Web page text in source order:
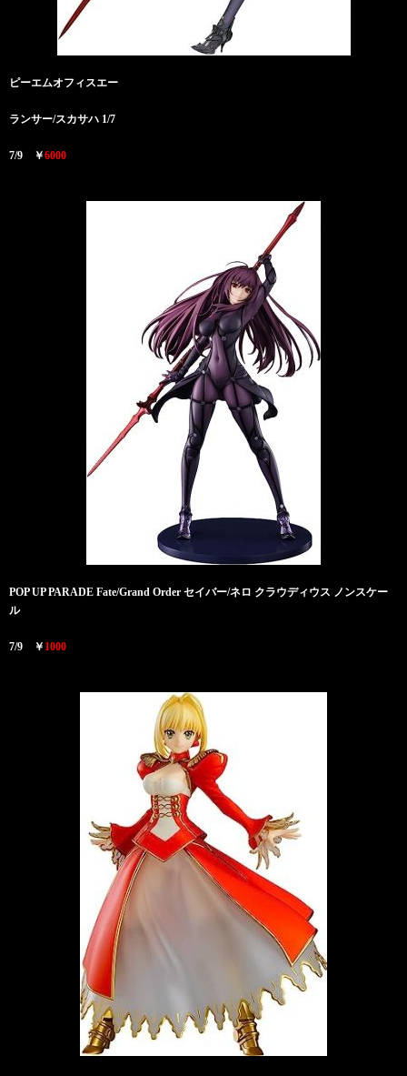
ピーエムオフィスエー
ランサー/スカサハ 1/7
7/9 ￥6000
POP UP PARADE Fate/Grand Order セイバー/ネロ クラウディウス ノンスケー
ル
7/9 ￥ 1000